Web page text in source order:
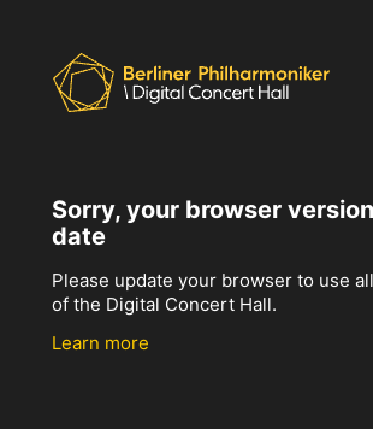
Sorry, your browser
date
Please update your browser to use
of the Digital Concert Hall.
Learn more